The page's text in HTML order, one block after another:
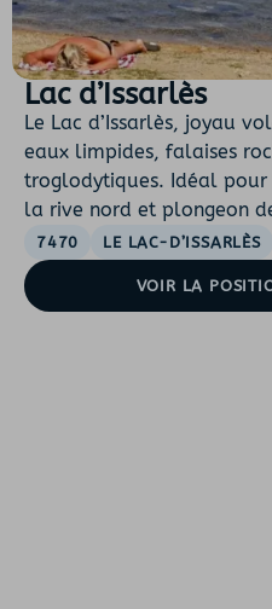
Lac d’Issarlès
Le Lac d’Issarlès, joyau
eaux limpides, falaises
troglodytiques. Idéal pour
la rive nord et plongeon
7470 LE LAC-D’ISSARLÈS
VOIR LA